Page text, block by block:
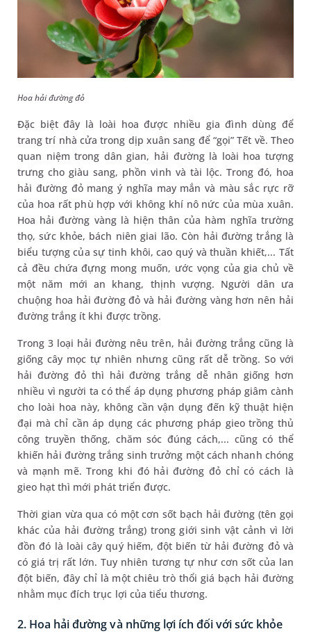
Hoa hải đường đỏ
Đặc biệt đây là loài hoa được nhiều gia đình dùng để
trang trí nhà cửa trong dịp xuân sang để “gọi” Tết về. Theo
quan niệm trong dân gian, hải đường là loài hoa tượng
trưng cho giàu sang, phồn vinh và tài lộc. Trong đó, hoa
hải đường đỏ mang ý nghĩa may mắn và màu sắc rực rỡ
của hoa rất phù hợp với không khí nô nức của mùa xuân.
Hoa hải đường vàng là hiện thân của hàm nghĩa trường
thọ, sức khỏe, bách niên giai lão. Còn hải đường trắng là
biểu tượng của sự tinh khôi, cao quý và thuần khiết,... Tất
cả đều chứa đựng mong muốn, ước vọng của gia chủ về
một năm mới an khang, thịnh vượng. Người dân ưa
chuộng hoa hải đường đỏ và hải đường vàng hơn nên hải
đường trắng ít khi được trồng.
Trong 3 loại hải đường nêu trên, hải đường trắng cũng là
giống cây mọc tự nhiên nhưng cũng rất dễ trồng. So với
hải đường đỏ thì hải đường trắng dễ nhân giống hơn
nhiều vì người ta có thể áp dụng phương pháp giâm cành
cho loài hoa này, không cần vận dụng đến kỹ thuật hiện
đại mà chỉ cần áp dụng các phương pháp gieo trồng thủ
công truyền thống, chăm sóc đúng cách,... cũng có thể
khiến hải đường trắng sinh trưởng một cách nhanh chóng
và mạnh mẽ. Trong khi đó hải đường đỏ chỉ có cách là
gieo hạt thì mới phát triển được.
Thời gian vừa qua có một cơn sốt bạch hải đường (tên gọi
khác của hải đường trắng) trong giới sinh vật cảnh vì lời
đồn đó là loài cây quý hiếm, đột biến từ hải đường đỏ và
có giá trị rất lớn. Tuy nhiên tương tự như cơn sốt của lan
đột biến, đây chỉ là một chiêu trò thổi giá bạch hải đường
nhằm mục đích trục lợi của tiểu thương.
2. Hoa hải đường và những lợi ích đối với sức khỏe